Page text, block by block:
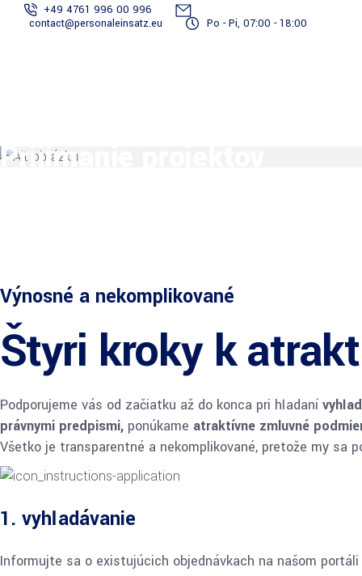
+49 4761 996 00 996
contact@personaleinsatz.eu
Po - Pi, 07:00 - 18:00
Prijímanie projektov
Výnosné a nekomplikované
Štyri kroky k
Podporujeme vás od začiatku až do konca pri hľadaní
právnymi predpismi, ponúkame atraktívne zmluvné
Všetko je transparentné a nekomplikované, pretože my sa
1. vyhľadávanie
Informujte sa o existujúcich objednávkach na našom